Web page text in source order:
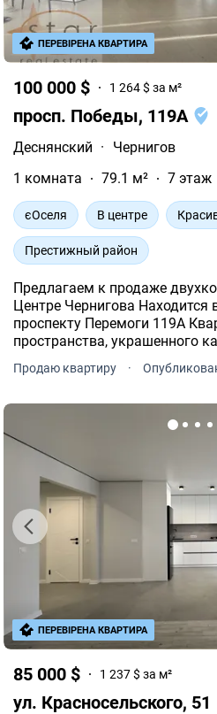
Состояние квартиры
Без ремонта С
100 000 $ 1 264 $ за м²
просп. Победы, 119А
Деснянский ·
Чернигов
1 комната
79.1 м² 7 этаж
єОселя В центре
Престижный район
Предлагаем к продаже
Центре Чернигова Находится в престижном доме по
проспекту Перемоги 119А Квартира имеет 80 м2
пространства, украшенного
отдельная спальня В квартире индивидуальное
Продаю квартиру ·
ПЕРЕВІРЕНА КВАРТИРА
85 000 $ 1 237 $ за м²
ул. Красносельского, 51
ПЕРЕВІРЕНА КВАРТИРА